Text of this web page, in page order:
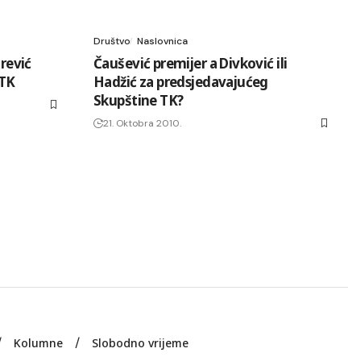
Društvo Naslovnica
Čaušević premijer a Divković ili
Hadžić za predsjedavajućeg
Skupštine TK?
21. Oktobra 2010.
Kolumne Slobodno vrijeme